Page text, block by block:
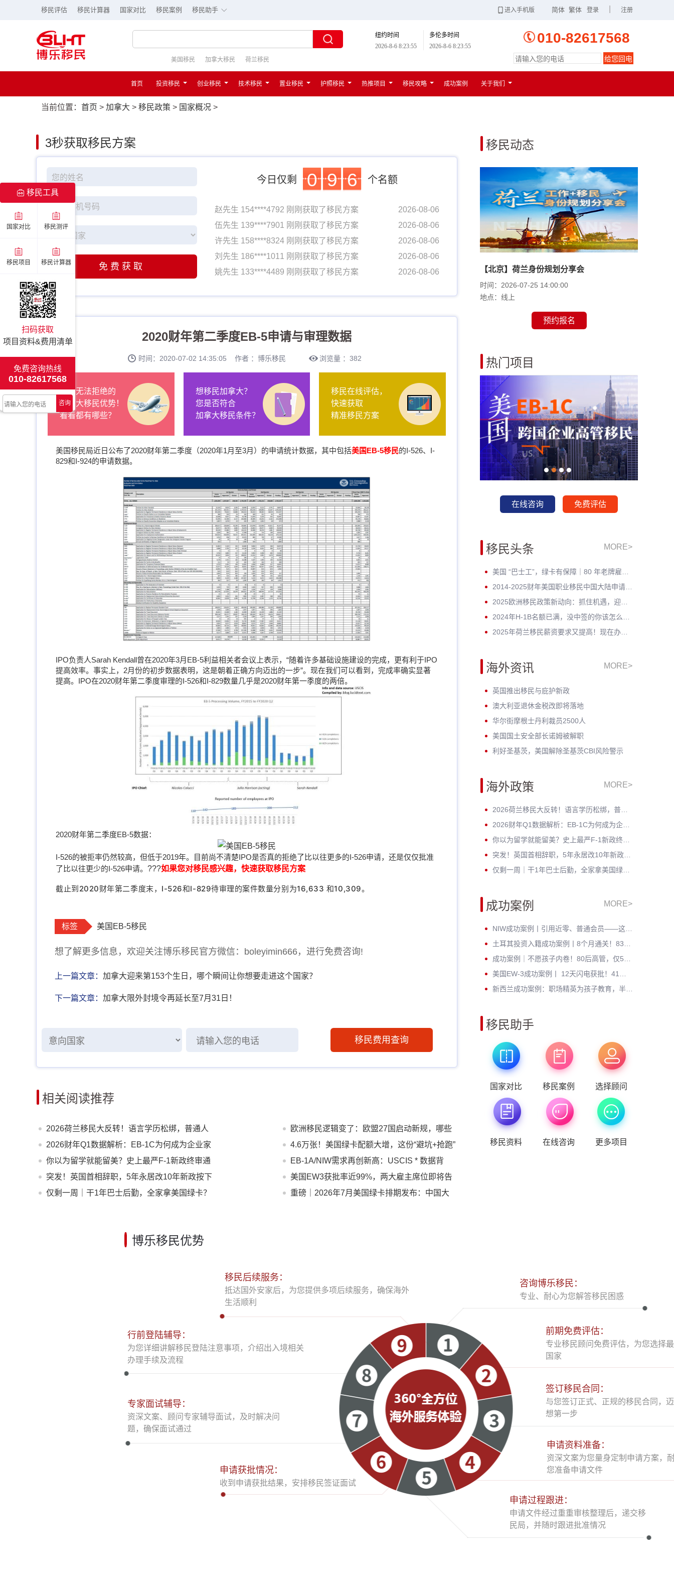
移民评估 移民计算器 国家对比 移民案例 移民助手 ∟ 注册
登录
简体 繁体
进入手机版
扫一扫
进入手机版
纽约时间
2026-8-6 8:23:56
多伦多时间
2026-8-6 8:23:56
010-82617568
美国移民 加拿大移民 荷兰移民 给您回电
首页 投资移民 创业移民 技术移民 置业移民 护照移民 热推项目 移民攻略 成功案例 关于我们
当前位置： 首页 > 加拿大 > 移民政策 > 国家概况 >
3秒获取移民方案
免费获取
今日仅剩 0 9 6 个名额
赵先生 154****4792 刚刚获取了移民方案
2026-08-06
伍先生 139****7901 刚刚获取了移民方案
2026-08-06
许先生 158****8324 刚刚获取了移民方案
2026-08-06
刘先生 186****1011 刚刚获取了移民方案
2026-08-06
姚先生 133****4489 刚刚获取了移民方案
2026-08-06
赵先生 154****4792 刚刚获取了移民方案
2026-08-06
伍先生 139****7901 刚刚获取了移民方案
张先生 170****7716 刚刚获取了移民方案
2026-08-06
李女士 134****0058 刚刚获取了移民方案
2026-08-06
2020财年第二季度EB-5申请与审理数据
时间：2020-07-02 14:35:05 作者 ：博乐移民 浏览量 ：382
让人无法拒绝的
加拿大移民优势！
看看都有哪些？
想移民加拿大？
您是否符合
加拿大移民条件？
移民在线评估，
快速获取
精准移民方案
美国移民局近日公布了2020财年第二季度（2020年1月至3月）的申请统计数据，其中包括美国EB-5移民的I-526、I-
829和I-924的申请数据。
IPO负责人Sarah Kendall曾在2020年3月EB-5利益相关者会议上表示，“随着许多基础设施建设的完成，更有利于IPO
提高效率。事实上，2月份的初步数据表明，这是朝着正确方向迈出的一步”。现在我们可以看到，完成率确实显著
提高。IPO在2020财年第二季度审理的I-526和I-829数量几乎是2020财年第一季度的两倍。
2020财年第二季度EB-5数据：
I-526的被拒率仍然较高，但低于2019年。目前尚不清楚IPO是否真的拒绝了比以往更多的I-526申请，还是仅仅批准
了比以往更少的I-526申请。 ???如果您对移民感兴趣， 快速获取移民方案
截止到2020财年第二季度末，I-526和I-829待审理的案件数量分别为16,633 和10,309。
标签 美国EB-5移民
想了解更多信息，欢迎关注博乐移民官方微信：boleyimin666，进行免费咨询!
上一篇文章： 加拿大迎来第153个生日，哪个瞬间让你想要走进这个国家？
下一篇文章： 加拿大限外封境令再延长至7月31日！
移民费用查询
相关阅读推荐
2026荷兰移民大反转！语言学历松绑，普通人
窗口期已至
2026财年Q1数据解析：EB-1C为何成为企业家
与高管的绿卡 * ？
你以为留学就能留美？史上最严F-1新政终审通
过！D/S正式终结
突发！英国首相辞职，5年永居改10年新政按下
暂停键——黄金窗口期已开启
仅剩一周｜干1年巴士后勤，全家拿美国绿卡？
欧洲移民逻辑变了：欧盟27国启动新规，哪些
人受影响？
4.6万张！美国绿卡配额大增，这份“避坑+抢跑”
指南请收好
EB-1A/NIW需求再创新高：USCIS * 数据背
后，为何越来越多人选择提前规划？
美国EW3获批率近99%，两大雇主席位即将告
急！
重磅｜2026年7月美国绿卡排期发布：中国大
移民动态
【北京】荷兰身份规划分享会
时间：2026-07-25 14:00:00
地点：线上
预约报名
热门项目
在线咨询 免费评估
移民头条 MORE>
海外资讯 MORE>
英国推出移民与庇护新政
澳大利亚退休金税改即将落地
华尔街摩根士丹利裁员2500人
美国国土安全部长诺姆被解职
利好圣基茨，美国解除圣基茨CBI风险警示
海外政策 MORE>
成功案例 MORE>
移民助手
国家对比 移民案例 选择顾问
移民资料 在线咨询 更多项目
博乐移民优势
移民后续服务：
抵达国外安家后，为您提供多项后续服务，确保海外
生活顺利
咨询博乐移民：
专业、耐心为您解答移民困惑
行前登陆辅导：
为您详细讲解移民登陆注意事项，介绍出入境相关
办理手续及流程
前期免费评估：
专业移民顾问免费评估，为您选择
国家
专家面试辅导：
资深文案、顾问专家辅导面试，及时解决问
题，确保面试通过
签订移民合同：
与您签订正式、正规的移民合同，
想第一步
申请获批情况：
收到申请获批结果，安排移民签证面试
申请资料准备：
资深文案为您量身定制申请方案，
您准备申请文件
申请过程跟进：
申请文件经过重重审核整理后，递交移
民局，并随时跟进批准情况
移民工具
国家对比 移民测评
移民项目 移民计算器
扫码获取
项目资料&费用清单
免费咨询热线
010-82617568
咨询